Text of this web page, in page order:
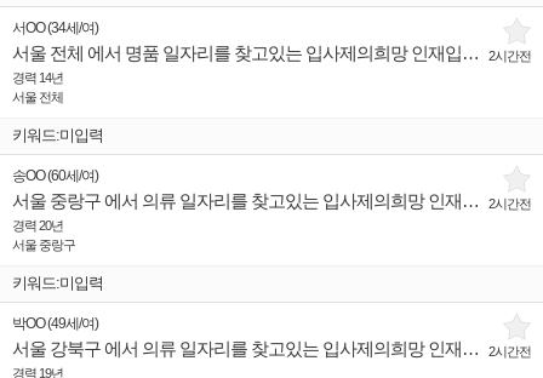
2시간전
서OO(34세 /여)
서울 전체 에서 명품 일자리를 찾고있는 입사제의희망 인재입니다.
경력 14년
서울 전체
키워드:미입력
2시간전
송OO(60세 /여)
서울 중랑구 에서 의류 일자리를 찾고있는 입사제의희망 인재입니다.
경력 20년
서울 중랑구
키워드:미입력
2시간전
박OO(49세 /여)
서울 강북구 에서 의류 일자리를 찾고있는 입사제의희망 인재입니다.
경력 19년